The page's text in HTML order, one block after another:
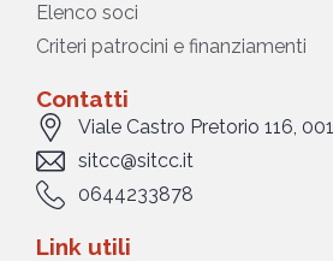
Elenco soci
Criteri patrocini e finanziamenti
Contatti
Viale Castro Pretorio 116,
sitcc@sitcc.it
0644233878
Link utili